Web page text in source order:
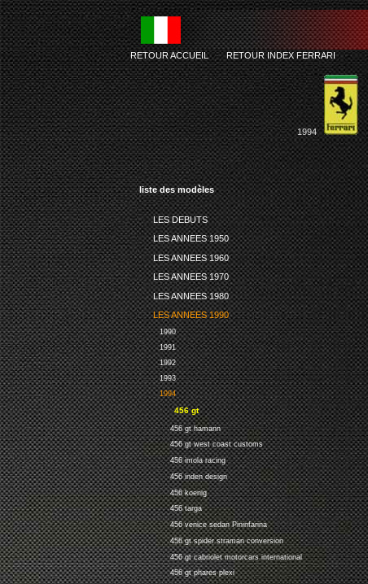
liste des modèles
LES DEBUTS
LES ANNEES 1950
LES ANNEES 1960
LES ANNEES 1970
LES ANNEES 1980
LES ANNEES 1990
1990
1991
1992
1993
1994
456 gt
456 gt hamann
456 gt west coast customs
456 imola racing
456 inden design
456 koenig
456 targa
456 venice sedan Pininfarina
456 gt spider straman conversion
456 gt cabriolet motorcars international
456 gt phares plexi
RETOUR ACCUEIL-RETOUR INDEX FERRARI
1994